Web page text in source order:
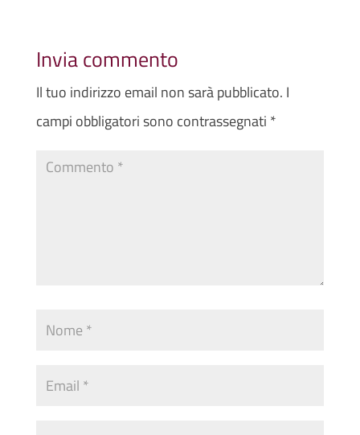
Invia commento
Il tuo indirizzo email non sarà pubblicato. I
campi obbligatori sono contrassegnati *